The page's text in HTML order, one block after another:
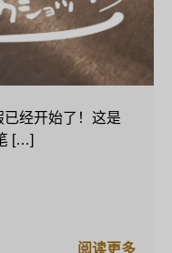
经开始了！这是
[…]
阅读更多